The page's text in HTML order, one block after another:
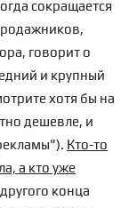
сокращается
говорит о
и крупный
хотя бы на
дешевле, и
Кто-то
а кто уже
конца